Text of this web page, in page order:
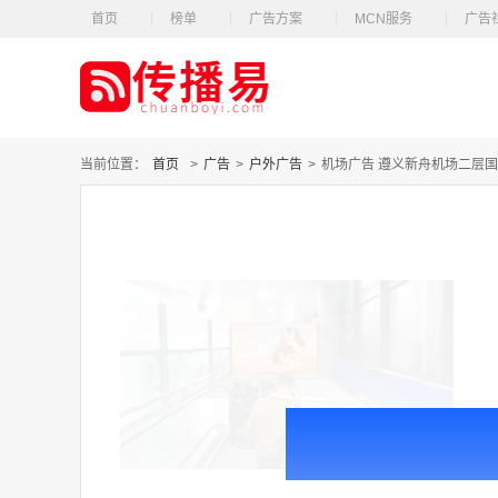
首页 榜单 广告方案 MCN服务 广告
当前位置： 首页 > 广告 > 户外广告 > 机场广告 遵义新舟机场二层